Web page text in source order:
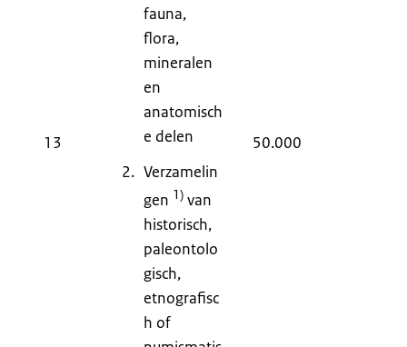
13
fauna,
flora,
mineralen
en
anatomisch
e delen
Verzamelin
gen 1) van
historisch,
paleontolo
gisch,
etnografisc
h of
50.000